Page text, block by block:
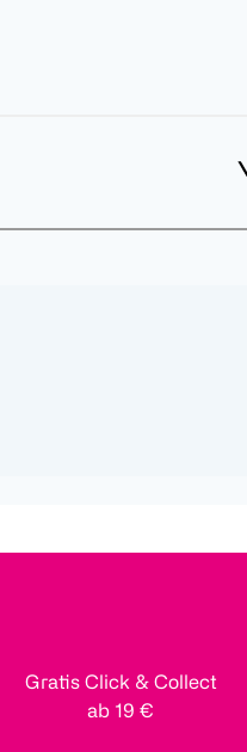
Gratis Click & Collect
ab 19 €